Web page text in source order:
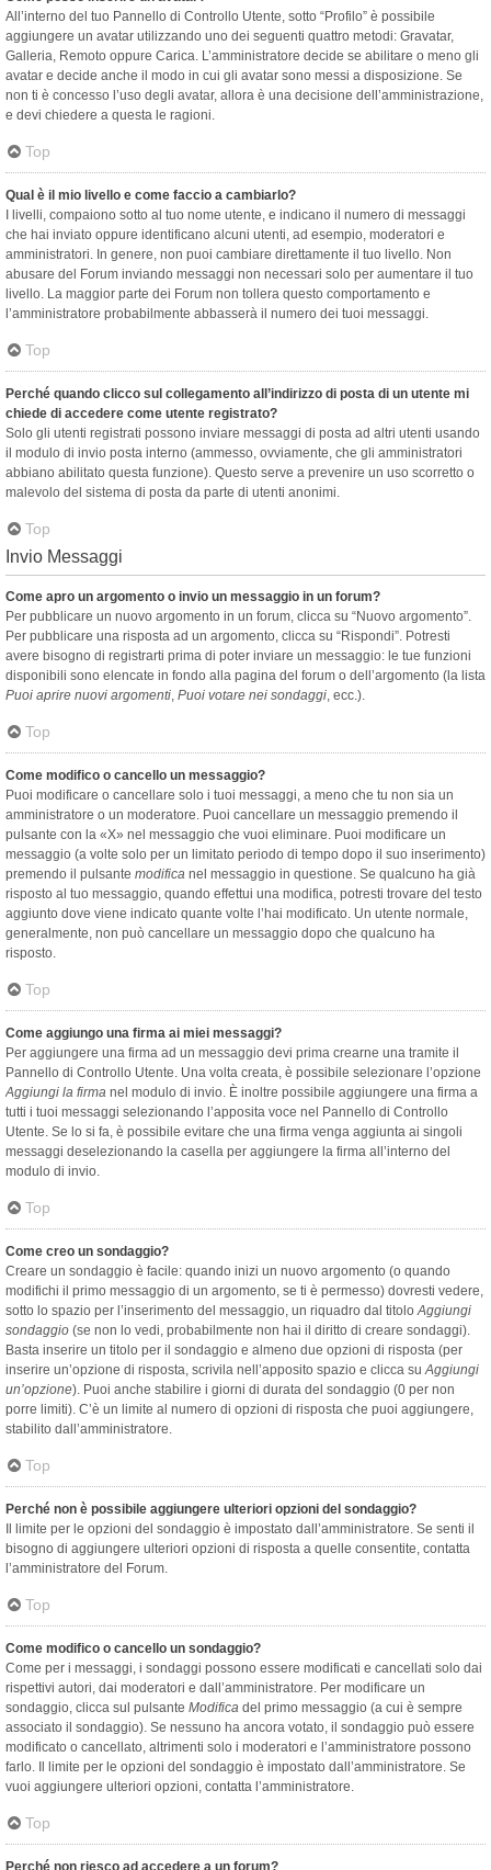
All’interno del tuo Pannello di Controllo Utente, sotto “Profilo” è possibile
aggiungere un avatar utilizzando uno dei seguenti quattro metodi: Gravatar,
Galleria, Remoto oppure Carica. L’amministratore decide se abilitare o meno gli
avatar e decide anche il modo in cui gli avatar sono messi a disposizione. Se
non ti è concesso l’uso degli avatar, allora è una decisione dell’amministrazione,
e devi chiedere a questa le ragioni.
Top
Qual è il mio livello e come faccio a cambiarlo?
I livelli, compaiono sotto al tuo nome utente, e indicano il numero di messaggi
che hai inviato oppure identificano alcuni utenti, ad esempio, moderatori e
amministratori. In genere, non puoi cambiare direttamente il tuo livello. Non
abusare del Forum inviando messaggi non necessari solo per aumentare il tuo
livello. La maggior parte dei Forum non tollera questo comportamento e
l’amministratore probabilmente abbasserà il numero dei tuoi messaggi.
Top
Perché quando clicco sul collegamento all’indirizzo di posta di un utente mi
chiede di accedere come utente registrato?
Solo gli utenti registrati possono inviare messaggi di posta ad altri utenti usando
il modulo di invio posta interno (ammesso, ovviamente, che gli amministratori
abbiano abilitato questa funzione). Questo serve a prevenire un uso scorretto o
malevolo del sistema di posta da parte di utenti anonimi.
Top
Invio Messaggi
Come apro un argomento o invio un messaggio in un forum?
Per pubblicare un nuovo argomento in un forum, clicca su “Nuovo argomento”.
Per pubblicare una risposta ad un argomento, clicca su “Rispondi”. Potresti
avere bisogno di registrarti prima di poter inviare un messaggio: le tue funzioni
disponibili sono elencate in fondo alla pagina del forum o dell’argomento (la lista
Puoi aprire nuovi argomenti, Puoi votare nei sondaggi, ecc.).
Top
Come modifico o cancello un messaggio?
Puoi modificare o cancellare solo i tuoi messaggi, a meno che tu non sia un
amministratore o un moderatore. Puoi cancellare un messaggio premendo il
pulsante con la «X» nel messaggio che vuoi eliminare. Puoi modificare un
messaggio (a volte solo per un limitato periodo di tempo dopo il suo inserimento)
premendo il pulsante modifica nel messaggio in questione. Se qualcuno ha già
risposto al tuo messaggio, quando effettui una modifica, potresti trovare del testo
aggiunto dove viene indicato quante volte l’hai modificato. Un utente normale,
generalmente, non può cancellare un messaggio dopo che qualcuno ha
risposto.
Top
Come aggiungo una firma ai miei messaggi?
Per aggiungere una firma ad un messaggio devi prima crearne una tramite il
Pannello di Controllo Utente. Una volta creata, è possibile selezionare l’opzione
Aggiungi la firma nel modulo di invio. È inoltre possibile aggiungere una firma a
tutti i tuoi messaggi selezionando l’apposita voce nel Pannello di Controllo
Utente. Se lo si fa, è possibile evitare che una firma venga aggiunta ai singoli
messaggi deselezionando la casella per aggiungere la firma all’interno del
modulo di invio.
Top
Come creo un sondaggio?
Creare un sondaggio è facile: quando inizi un nuovo argomento (o quando
modifichi il primo messaggio di un argomento, se ti è permesso) dovresti vedere,
sotto lo spazio per l’inserimento del messaggio, un riquadro dal titoloAggiungi
sondaggio (se non lo vedi, probabilmente non hai il diritto di creare sondaggi).
Basta inserire un titolo per il sondaggio e almeno due opzioni di risposta (per
inserire un’opzione di risposta, scrivila nell’apposito spazio e clicca suAggiungi
un’opzione). Puoi anche stabilire i giorni di durata del sondaggio (0 per non
porre limiti). C’è un limite al numero di opzioni di risposta che puoi aggiungere,
stabilito dall’amministratore.
Top
Perché non è possibile aggiungere ulteriori opzioni del sondaggio?
Il limite per le opzioni del sondaggio è impostato dall’amministratore. Se senti il
bisogno di aggiungere ulteriori opzioni di risposta a quelle consentite, contatta
l’amministratore del Forum.
Top
Come modifico o cancello un sondaggio?
Come per i messaggi, i sondaggi possono essere modificati e cancellati solo dai
rispettivi autori, dai moderatori e dall’amministratore. Per modificare un
sondaggio, clicca sul pulsante Modifica del primo messaggio (a cui è sempre
associato il sondaggio). Se nessuno ha ancora votato, il sondaggio può essere
modificato o cancellato, altrimenti solo i moderatori e l’amministratore possono
farlo. Il limite per le opzioni del sondaggio è impostato dall’amministratore. Se
vuoi aggiungere ulteriori opzioni, contatta l’amministratore.
Top
Perché non riesco ad accedere a un forum?